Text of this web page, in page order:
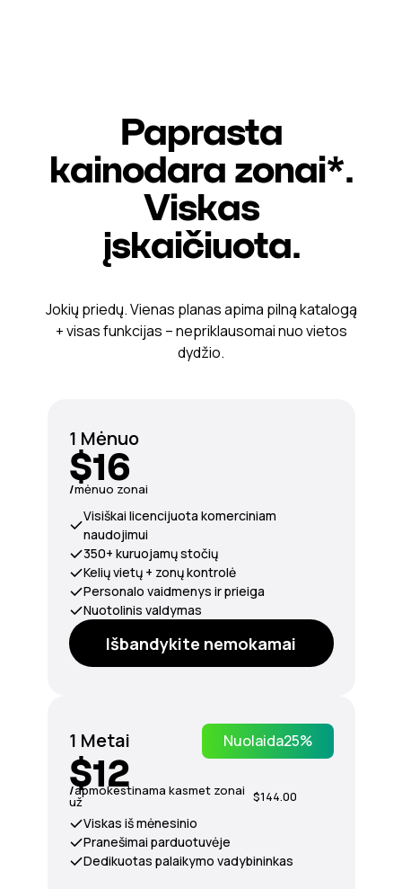
Paprasta
kainodara zonai*.
Viskas
įskaičiuota.
1 Mėnuo
$16
/mėnuo zonai
Visiškai licencijuota komerciniam
naudojimui
350+ kuruojamų stočių
Kelių vietų + zonų kontrolė
Personalo vaidmenys ir prieiga
Nuotolinis valdymas
Išbandykite nemokamai
1 Metai Nuolaida25%
$12
/apmokestinama kasmet zonai
už $144.00
Viskas iš mėnesinio
Pranešimai parduotuvėje
Dedikuotas palaikymo vadybininkas
Jokių priedų. Vienas planas apima pilną katalogą
+ visas funkcijas – nepriklausomai nuo vietos
dydžio.